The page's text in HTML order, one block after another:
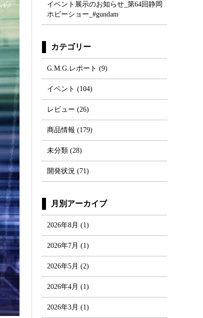
イベント展示のお知らせ_第64回静岡
ホビーショー_#gundam
カテゴリー
G.M.G.レポート (9)
イベント (104)
レビュー (26)
商品情報 (179)
未分類 (28)
開発状況 (71)
月別アーカイブ
2026年8月 (1)
2026年7月 (1)
2026年5月 (2)
2026年4月 (1)
2026年3月 (1)